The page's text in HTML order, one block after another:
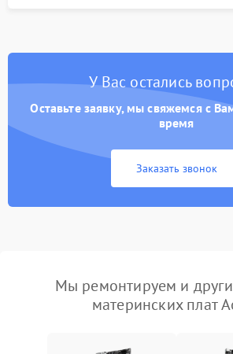
У Вас остались
Оставьте заявку, мы свяжемся с
время
Заказать звонок
Мы ремонтируем и
материнских плат